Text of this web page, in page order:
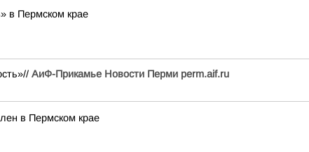
в Пермском крае
АиФ-Прикамье Новости Перми perm.aif.ru
в Пермском крае